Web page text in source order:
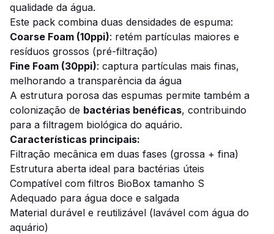
qualidade da água.
Este pack combina duas densidades de espuma:
Coarse Foam (10ppi): retém partículas maiores e
resíduos grossos (pré-filtração)
Fine Foam (30ppi): captura partículas mais finas,
melhorando a transparência da água
A estrutura porosa das espumas permite também a
colonização de bactérias benéficas, contribuindo
para a filtragem biológica do aquário.
Características principais:
Filtração mecânica em duas fases (grossa + fina)
Estrutura aberta ideal para bactérias úteis
Compatível com filtros BioBox tamanho S
Adequado para água doce e salgada
Material durável e reutilizável (lavável com água do
aquário)